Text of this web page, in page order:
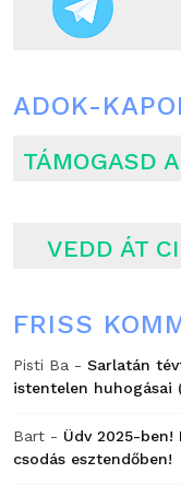
ADOK-
TÁMOGASD
VEDD ÁT
FRISS
Pisti Ba - Sarlatán
istentelen huhogásai
Bart - Üdv 2025-
csodás esztendőben!